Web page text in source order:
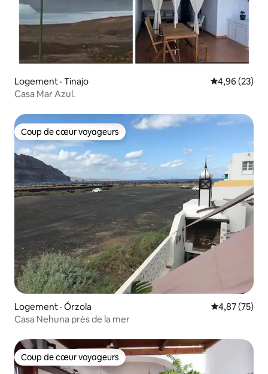
Logement · Tinajo Note
4,96 (23)
Casa Mar Azul.
Coup de cœur voyageurs
Coup de cœur voyageurs
Logement · Órzola Note
4,87 (75)
Casa Nehuna près de la mer
Coup de cœur voyageurs
Coup de cœur voyageurs